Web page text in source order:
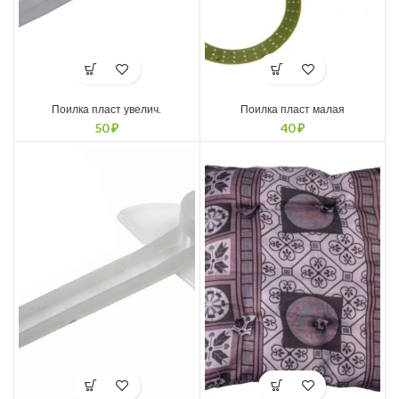
Поилка пласт увелич.
50₽
Поилка пласт малая
40₽